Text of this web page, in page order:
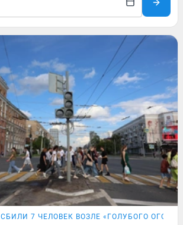
СБИЛИ 7 ЧЕЛОВЕК ВОЗЛЕ «ГОЛУБОГО